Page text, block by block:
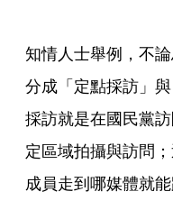
知情人士舉例，不
分成「定點採訪」
採訪就是在國民黨
定區域拍攝與訪問
成員走到哪媒體就